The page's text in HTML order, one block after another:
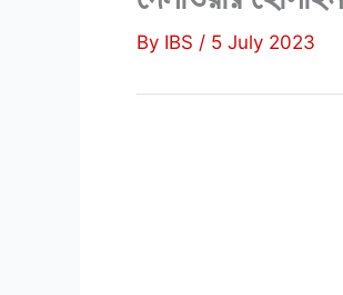
By IBS / 5 July 2023